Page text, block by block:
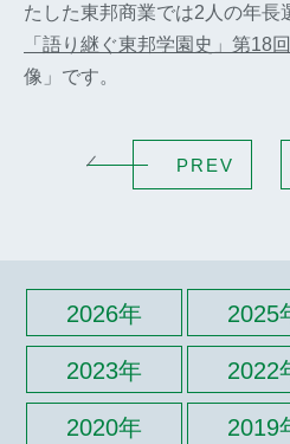
たした東邦商業では2人の年長
「語り継ぐ東邦学園史」第18回
像」です。
PREV
2026年 2025
2023年 2022
2020年 2019